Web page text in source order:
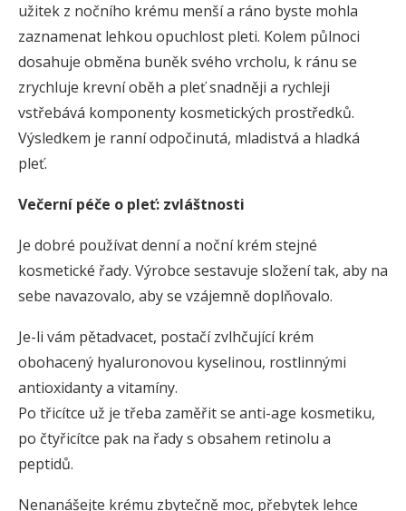
užitek z nočního krému menší a ráno byste mohla
zaznamenat lehkou opuchlost pleti. Kolem půlnoci
dosahuje obměna buněk svého vrcholu, k ránu se
zrychluje krevní oběh a pleť snadněji a rychleji
vstřebává komponenty kosmetických prostředků.
Výsledkem je ranní odpočinutá, mladistvá a hladká
pleť.
Večerní péče o pleť: zvláštnosti
Je dobré používat denní a noční krém stejné
kosmetické řady. Výrobce sestavuje složení tak, aby na
sebe navazovalo, aby se vzájemně doplňovalo.
Je-li vám pětadvacet, postačí zvlhčující krém
obohacený hyaluronovou kyselinou, rostlinnými
antioxidanty a vitamíny.
Po třicítce už je třeba zaměřit se anti-age kosmetiku,
po čtyřicítce pak na řady s obsahem retinolu a
peptidů.
Nenanášejte krému zbytečně moc, přebytek lehce